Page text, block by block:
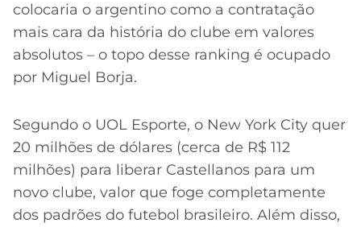
colocaria o argentino como a contratação
mais cara da história do clube em valores
absolutos – o topo desse ranking é ocupado
por Miguel Borja.
Segundo o UOL Esporte, o New York City quer
20 milhões de dólares (cerca de R$ 112
milhões) para liberar Castellanos para um
novo clube, valor que foge completamente
dos padrões do futebol brasileiro. Além disso,